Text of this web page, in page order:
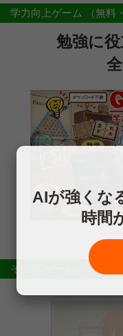
AIが強くな
時間
学力向上ゲーム （無料
勉強に
その他 ゲームいろいろ